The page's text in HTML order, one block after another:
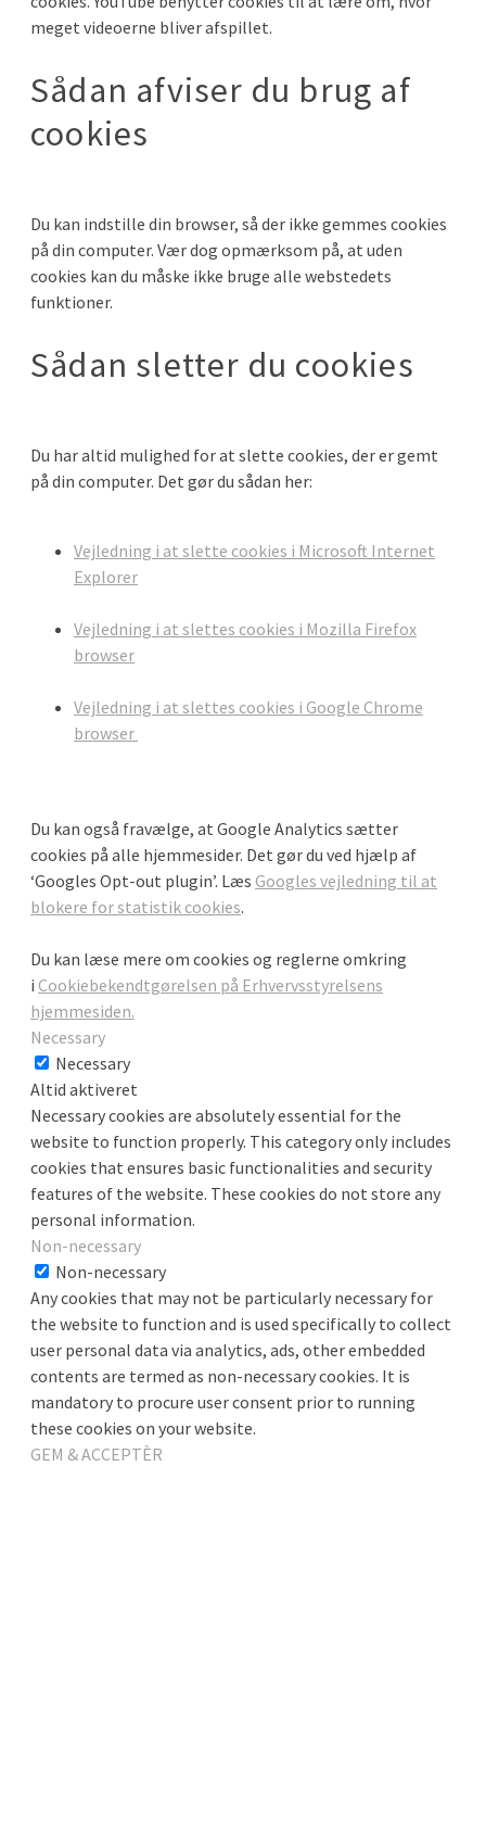
meget videoerne bliver afspillet.
Sådan afviser du brug af
cookies
Du kan indstille din browser, så der ikke gemmes cookies
på din computer. Vær dog opmærksom på, at uden
cookies kan du måske ikke bruge alle webstedets
funktioner.
Sådan sletter du cookies
Du har altid mulighed for at slette cookies, der er gemt
på din computer. Det gør du sådan her:
Vejledning i at slette cookies i Microsoft Internet
Explorer
Vejledning i at slettes cookies i Mozilla Firefox
browser
Vejledning i at slettes cookies i Google Chrome
browser
Du kan også fravælge, at Google Analytics sætter
cookies på alle hjemmesider. Det gør du ved hjælp af
‘Googles Opt-out plugin’. Læs Googles vejledning til at
blokere for statistik cookies.
Du kan læse mere om cookies og reglerne omkring
i Cookiebekendtgørelsen på Erhvervsstyrelsens
hjemmesiden.
Necessary
Necessary
Altid aktiveret
Necessary cookies are absolutely essential for the
website to function properly. This category only includes
cookies that ensures basic functionalities and security
features of the website. These cookies do not store any
personal information.
Non-necessary
Non-necessary
Any cookies that may not be particularly necessary for
the website to function and is used specifically to collect
user personal data via analytics, ads, other embedded
contents are termed as non-necessary cookies. It is
mandatory to procure user consent prior to running
these cookies on your website.
GEM & ACCEPTÈR